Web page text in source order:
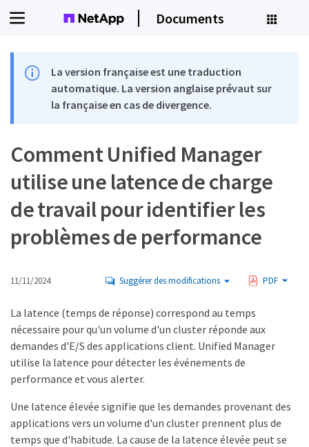
Documents
La version française est une traduction
automatique. La version anglaise prévaut sur
la française en cas de divergence.
Comment Unified Manager
utilise une latence de charge
de travail pour identifier les
problèmes de performance
11/11/2024 Suggérer des modifications PDF
La latence (temps de réponse) correspond au temps
nécessaire pour qu'un volume d'un cluster réponde aux
demandes d'E/S des applications client. Unified Manager
utilise la latence pour détecter les événements de
performance et vous alerter.
Une latence élevée signifie que les demandes provenant des
applications vers un volume d'un cluster prennent plus de
temps que d'habitude. La cause de la latence élevée peut se